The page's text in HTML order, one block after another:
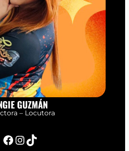
GUZMÁN
– Locutora
Facebook InstagramTikTok